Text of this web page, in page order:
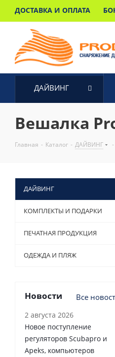
ДОСТАВКА И ОПЛАТА
ДАЙВИНГ
Вешалка
Главная - Каталог - ДАЙВИНГ -
ДАЙВИНГ
КОМПЛЕКТЫ И ПОДАРКИ
ПЕЧАТНАЯ ПРОДУКЦИЯ
ОДЕЖДА И ПЛЯЖ
Новости Все
2 августа 2026
Новое поступление
регуляторов Scubapro и
Apeks, компьютеров